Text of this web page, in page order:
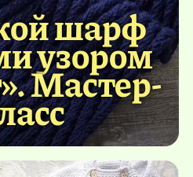
шарф
узором
Мастер-